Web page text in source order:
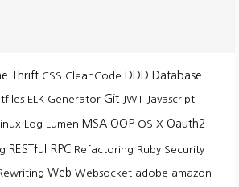
Thrift CSS CleanCode DDD Database
ELK Generator Git JWT Javascript
Log Lumen MSA OOP OS X Oauth2
RESTful RPC Refactoring Ruby Security
Web Websocket adobe amazon